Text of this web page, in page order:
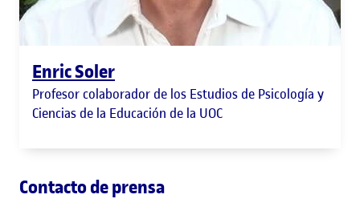
Enric Soler
Profesor colaborador de los Estudios de Psicología y
Ciencias de la Educación de la UOC
Contacto de prensa